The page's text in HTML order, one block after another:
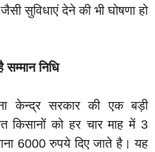
सुविधाएं देने की भी घोषणा हो
निधि
केन्द्र सरकार की एक बड़ी
को हर चार माह में 3
6000 रुपये दिए जाते है। यह